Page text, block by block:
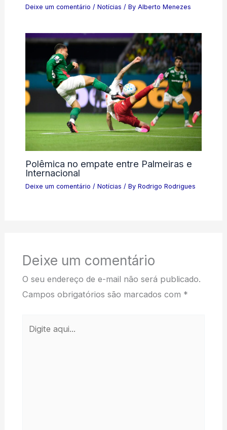
Deixe um comentário / Notícias / By Alberto Menezes
Polêmica no empate entre Palmeiras e
Internacional
Deixe um comentário / Notícias / By Rodrigo Rodrigues
Deixe um comentário
O seu endereço de e-mail não será publicado.
Campos obrigatórios são marcados com *
aqui...